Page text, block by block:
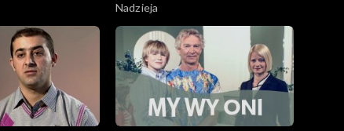
Nadzieja